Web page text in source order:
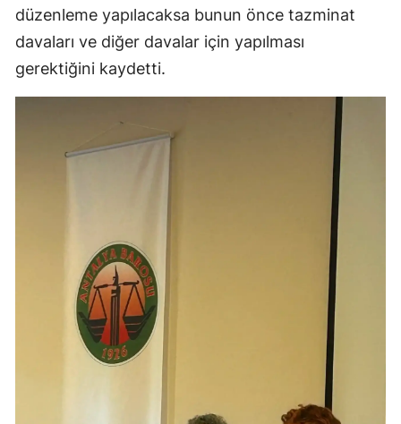
düzenleme yapılacaksa bunun önce tazminat
davaları ve diğer davalar için yapılması
gerektiğini kaydetti.